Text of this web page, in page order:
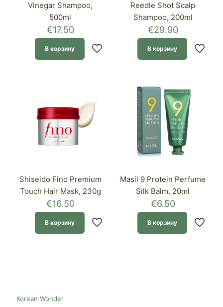
Vinegar Shampoo,
500ml
€17.50
В корзину
Reedle Shot Scalp
Shampoo, 200ml
€29.90
В корзину
Shiseido Fino Premium
Touch Hair Mask, 230g
€16.50
В корзину
Masil 9 Protein Perfume
Silk Balm, 20ml
€6.50
В корзину
Korean Wonder